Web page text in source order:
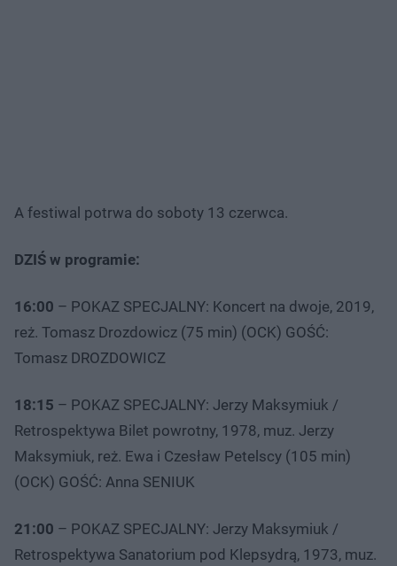
A festiwal potrwa do soboty 13 czerwca.
DZIŚ w programie:
16:00 – POKAZ SPECJALNY: Koncert na dwoje, 2019,
reż. Tomasz Drozdowicz (75 min) (OCK) GOŚĆ:
Tomasz DROZDOWICZ
18:15 – POKAZ SPECJALNY: Jerzy Maksymiuk /
Retrospektywa Bilet powrotny, 1978, muz. Jerzy
Maksymiuk, reż. Ewa i Czesław Petelscy (105 min)
(OCK) GOŚĆ: Anna SENIUK
21:00 – POKAZ SPECJALNY: Jerzy Maksymiuk /
Retrospektywa Sanatorium pod Klepsydrą, 1973, muz.